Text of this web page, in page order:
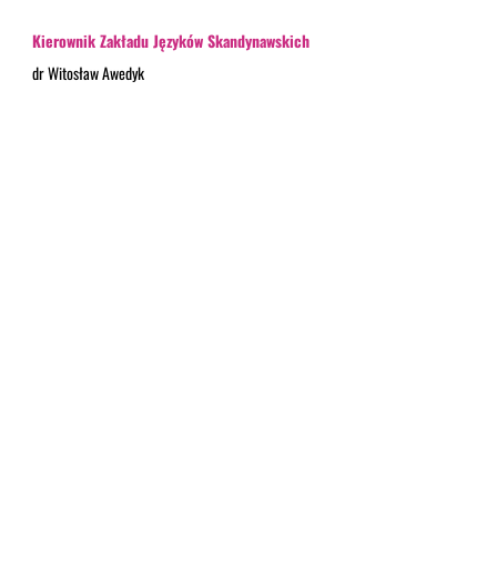
Kierownik Zakładu Języków Skandynawskich
dr Witosław Awedyk